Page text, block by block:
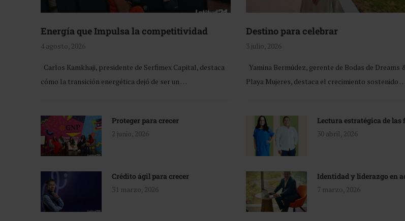
Energía que Impulsa la competitividad
4 agosto, 2026
Carlos Kamkhaji, presidente de Serfimex Capital, destaca
cómo la transición energética dejó de ser un …
Destino para celebrar
3 julio, 2026
Yamina Bermúdez, gerente de Bodas de Dreams
Playa Mujeres, destaca el crecimiento sostenido …
Proteger para crecer
2 junio, 2026
Lectura estratégica de las
30 abril, 2026
Crédito ágil para crecer
31 marzo, 2026
Identidad y liderazgo en
7 marzo, 2026